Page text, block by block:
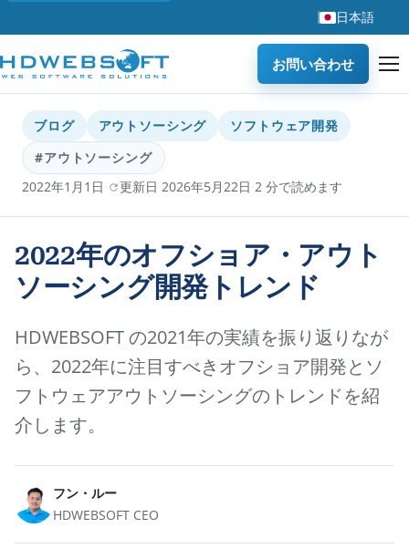
日本語
お問い合わせ
ブログ アウトソーシング
ソフトウェア開発
#アウトソーシング
2022年1月1日· 更新日 2026年5月22日·2 分で読めます
2022年のオフショア・アウト
ソーシング開発トレンド
HDWEBSOFT の2021年の実績を振り返りなが
ら、2022年に注目すべきオフショア開発とソ
フトウェアアウトソーシングのトレンドを紹
介します。
フン・ルー
HDWEBSOFT CEO